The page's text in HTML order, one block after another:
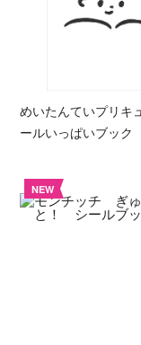
めいたんていプリキ
ールいっぱいブック
NEW